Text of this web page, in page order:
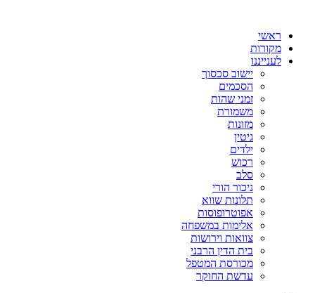
ראשי
מקורות
לענייננו
יישוב סכסוך
הסכמים
זמני שהות
משמורת
מזונות
גיטין
ילדים
רכוש
סלב
ניכור הורי
תלונות שווא
אפוטרופוסות
אלימות במשפחה
צוואות וירושות
בית הדין הרבני
מכורסת המטפל
עדשת החוקר